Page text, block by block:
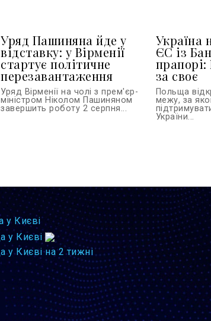
Уряд Пашиняна йде у
відставку: у Вірменії
стартує політичне
перезавантаження
Уряд Вірменії на чолі з прем'єр-
міністром Ніколом Пашиняном
завершить роботу 2 серпня...
Україна
ЄС із
за своє
Польща
межу, за
України...